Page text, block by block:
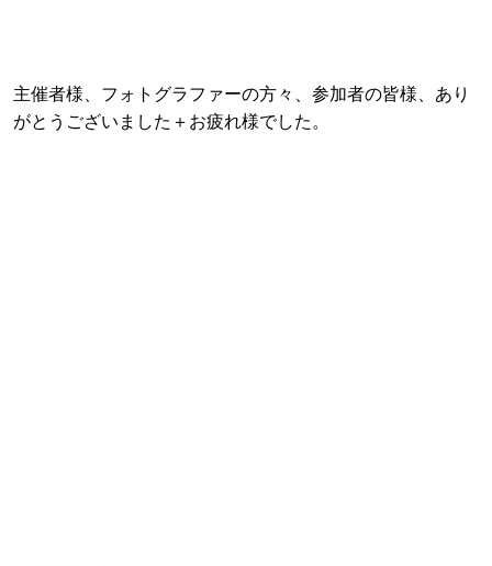
主催者様、フォトグラファーの方々、参加者の皆様、あり
がとうございました＋お疲れ様でした。